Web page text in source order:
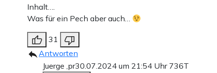
Inhalt….
Was für ein Pech aber auch…
31
Antworten
Juerge ,pr30.07.2024 um 21:54 Uhr 736T